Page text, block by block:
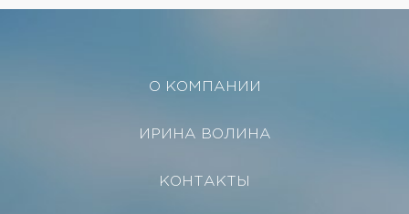
О КОМПАНИИ
ИРИНА ВОЛИНА
КОНТАКТЫ